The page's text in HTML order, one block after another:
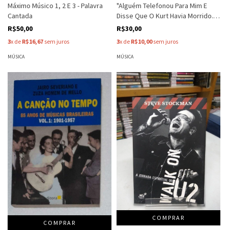
Máximo Músico 1, 2 E 3 - Palavra
Cantada
R$50,00
3x de R$16,67 sem juros
MÚSICA
"Alguém Telefonou Para Mim E
Disse Que O Kurt Havia Morrido.
Perdi O Rumo" - Paul Brannigan
R$30,00
3x de R$10,00sem juros
MÚSICA
COMPRAR
COMPRAR